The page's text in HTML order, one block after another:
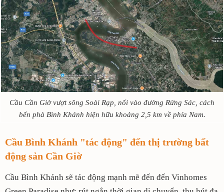
Cầu Cần Giờ vượt sông Soài Rạp, nối vào đường Rừng Sác, cách
bến phà Bình Khánh hiện hữu khoảng 2,5 km về phía Nam.
Cầu Bình Khánh "tác động" đến thị trường bất
động sản Cần Giờ
Cầu Bình Khánh sẽ tác động mạnh mẽ đến đến Vinhomes